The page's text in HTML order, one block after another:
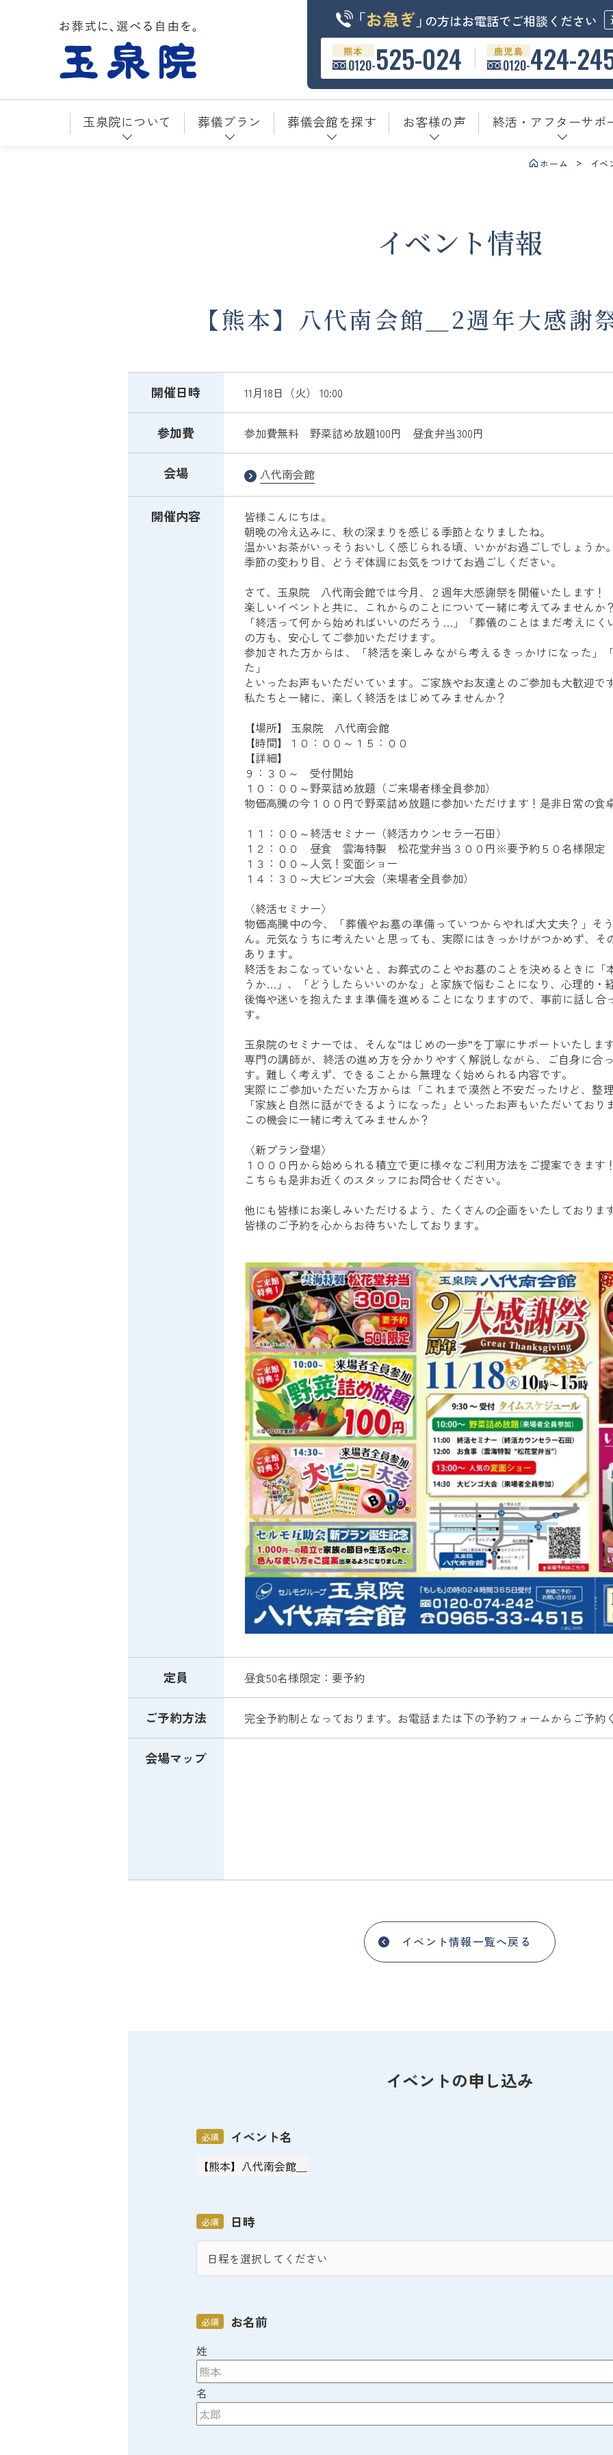
お葬式に、選べる自由を。玉泉院
「お急ぎ」 の方はお電話でご相談ください
熊本
0120-525-024 鹿児島
0120-424-
玉泉院について 葬儀プラン 葬儀会館を探す お客様の声 終活・アフターサポ
ホーム イベ
イベント情報
【熊本】八代南会館＿2週年大感謝
開催日時 11月18日（火） 10:00
参加費 参加費無料 野菜詰め放題100円 昼食弁当300円
会場 八代南会館
開催内容
皆様こんにちは。
朝晩の冷え込みに、秋の深まりを感じる季節となりましたね。
温かいお茶がいっそうおいしく感じられる頃、いかがお過ごしでしょうか
季節の変わり目、どうぞ体調にお気をつけてお過ごしください。
さて、玉泉院 八代南会館では今月、２週年大感謝祭を開催いたします！
楽しいイベントと共に、これからのことについて一緒に考えてみませんか
「終活って何から始めればいいのだろう…」「葬儀のことはまだ考えに
の方も、安心してご参加いただけます。
参加された方からは、
「終活を楽しみながら考えるきっかけになった」
た」
といったお声もいただいています。 ご家族やお友達とのご参加も大歓迎で
私たちと一緒に、楽しく終活をはじめてみませんか？
【場所】 玉泉院 八代南会館
【時間】１０：００～１５：００
【詳細】
９：３０～ 受付開始
１０：００～野菜詰め放題（ご来場者様全員参加）
物価高騰の今１００円で野菜詰め放題に参加いただけます！是非日常の食
１１：００～終活セミナー（終活カウンセラー石田）
１２：００ 昼食 雲海特製 松花堂弁当３００円※要予約５０名様限定
１３：００～人気！変面ショー
１４：３０～大ビンゴ大会（来場者全員参加）
〈終活セミナー〉
物価高騰中の今、「葬儀やお墓の準備っていつからやれば大丈夫？」そ
ん。元気なうちに考えたいと思っても、実際にはきっかけがつかめず、
あります。
終活をおこなっていないと、お葬式のことやお墓のことを決めるときに
うか…」、「どうしたらいいのかな」と家族で悩むことになり、心理的・
後悔や迷いを抱えたまま準備を進めることになりますので、事前に話し
す。
玉泉院のセミナーでは、そんな“はじめの一歩”を丁寧にサポートいたしま
専門の講師が、終活の進め方を分かりやすく解説しながら、ご自身に合
す。難しく考えず、できることから無理なく始められる内容です。
実際にご参加いただいた方からは「これまで漠然と不安だったけど、整
「家族と自然に話ができるようになった」といったお声もいただいており
この機会に一緒に考えてみませんか？
〈新プラン登場〉
１０００円から始められる積立で更に様々なご利用方法をご提案できます
こちらも是非お近くのスタッフにお問合せください。
他にも皆様にお楽しみいただけるよう、たくさんの企画をいたしておりま
皆様のご予約を心からお待ちいたしております。
定員 昼食50名様限定：要予約
ご予約方法 完全予約制となっております。お電話または下の予約フォームからご予約
会場マップ
イベント情報一覧へ戻る
イベントの申し込み
イベント名
必須
日時
必須
お名前
必須
姓
名